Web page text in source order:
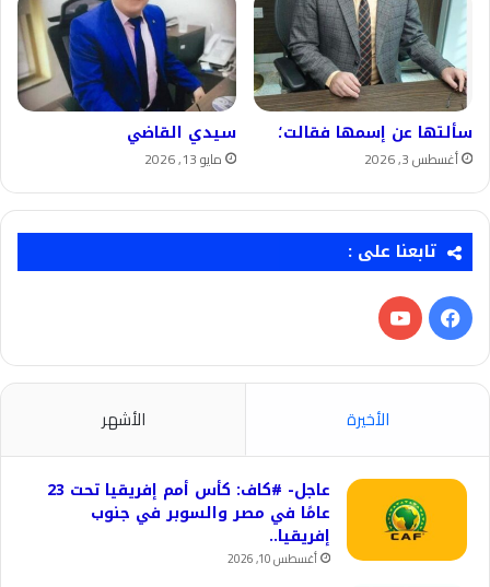
سألتها عن إسمها فقالت؛
أغسطس 3, 2026
سيدي القاضي
مايو 13, 2026
تابعنا على :
فيسبوك‫YouTube
الأخيرة الأشهر
عاجل- #كاف: كأس أمم إفريقيا تحت 23
عامًا في مصر والسوبر في جنوب
إفريقيا..
أغسطس 10, 2026